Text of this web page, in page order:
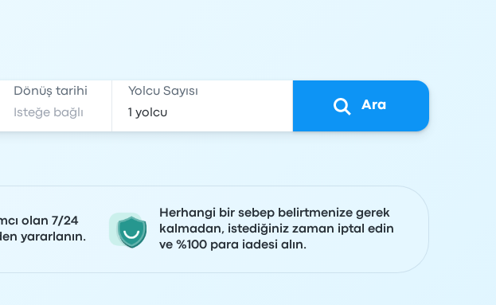
Dönüş tarihi Yolcu Sayısı
Ara
olan 7/24
yararlanın.
Herhangi bir sebep belirtmenize gerek
kalmadan, istediğiniz zaman iptal edin
ve %100 para iadesi alın.